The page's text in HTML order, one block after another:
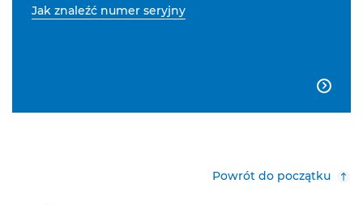
Jak znaleźć numer seryjny

Powrót do początku